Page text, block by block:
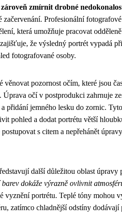
zmírnit drobné
začervenání. Profesionální
která umožňuje pracovat
že výsledný portrét vypadá
fotografované osoby.
věnovat pozornost očím, které jsou
Úprava očí v postprodukci zahrnuje
přidání jemného lesku do zornic.
pohled a dodat portrétu větší
s citem a nepřehánět
další důležitou oblast úpravy
dokáže výrazně ovlivnit
vyznění portrétu. Teplé tóny mohou
zatímco chladnější odstíny dodávají